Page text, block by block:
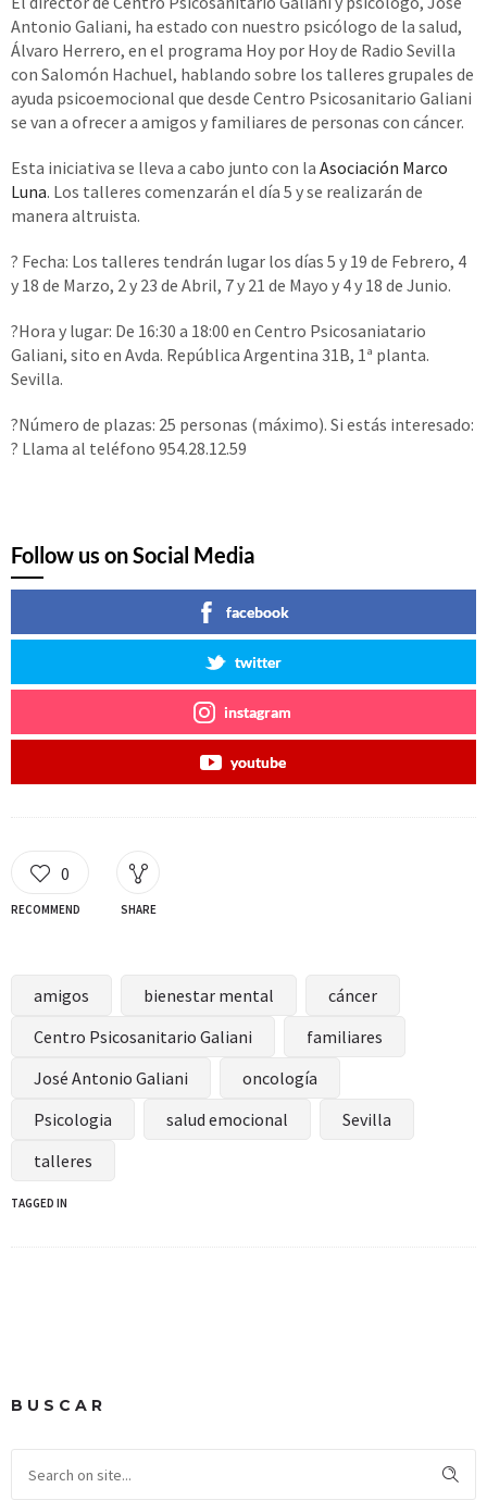
Antonio Galiani, ha estado con nuestro psicólogo de la salud,
Álvaro Herrero, en el programa Hoy por Hoy de Radio Sevilla
con Salomón Hachuel, hablando sobre los talleres grupales de
ayuda psicoemocional que desde Centro Psicosanitario Galiani
se van a ofrecer a amigos y familiares de personas con cáncer.
Esta iniciativa se lleva a cabo junto con la Asociación Marco
Luna. Los talleres comenzarán el día 5 y se realizarán de
manera altruista.
? Fecha: Los talleres tendrán lugar los días 5 y 19 de Febrero, 4
y 18 de Marzo, 2 y 23 de Abril, 7 y 21 de Mayo y 4 y 18 de Junio.
?Hora y lugar: De 16:30 a 18:00 en Centro Psicosaniatario
Galiani, sito en Avda. República Argentina 31B, 1ª planta.
Sevilla.
?Número de plazas: 25 personas (máximo). Si estás interesado:
? Llama al teléfono 954.28.12.59
Follow us on Social Media
facebook
twitter
instagram
youtube
0
RECOMMEND SHARE
amigos bienestar mental
cáncer
Centro Psicosanitario Galiani
familiares
José Antonio Galiani
oncología
Psicologia
salud emocional
Sevilla
talleres
TAGGED IN
BUSCAR